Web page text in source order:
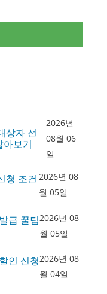
상자 선
아보기
2026년
08월 06
일
청 조건 2026년 08
월 05일
급 꿀팁2026년 08
월 05일
인 신청2026년 08
월 04일